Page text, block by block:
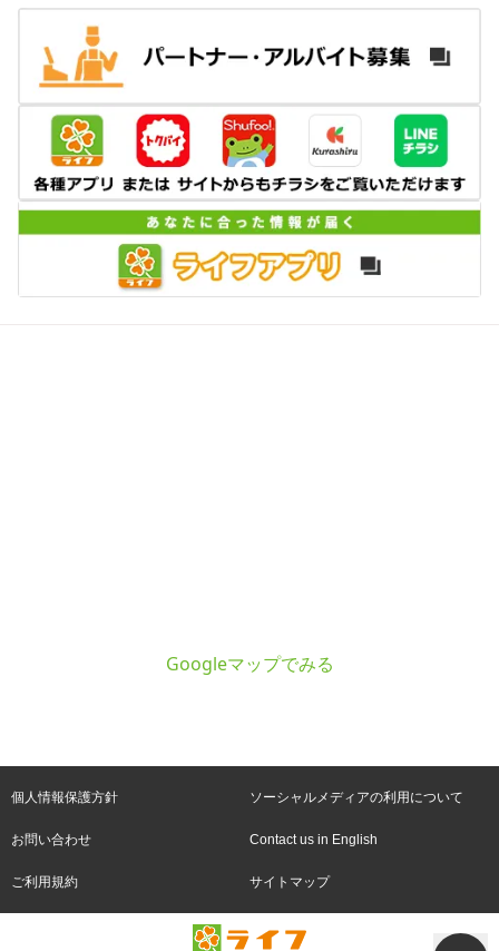
Googleマップでみる
個人情報保護方針 ソーシャルメディアの利用について
お問い合わせ Contact us in English
ご利用規約 サイトマップ